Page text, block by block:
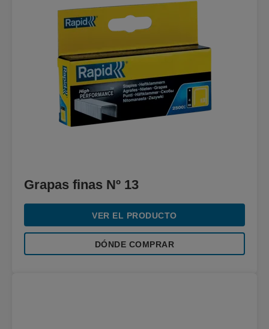
Grapas finas Nº 13
VER EL PRODUCTO
DÓNDE COMPRAR